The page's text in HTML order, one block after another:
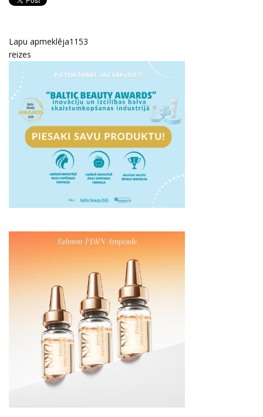
Lapu apmeklēja1153
reizes